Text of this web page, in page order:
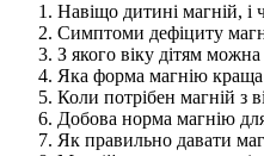
Навіщо дитині магній, і
Симптоми дефіциту
З якого віку дітям
Яка форма магнію краща
Коли потрібен магній з
Добова норма магнію для
Як правильно давати